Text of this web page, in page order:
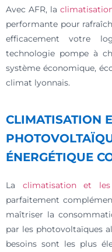
Avec AFR, la
performante pour
efficacement votre
technologie pompe à
système économique,
climat lyonnais.
CLIMATISATION
ÉNERGÉTIQUE
La climatisation et les
parfaitement
maîtriser la
par les photovoltaïques
besoins sont les plus